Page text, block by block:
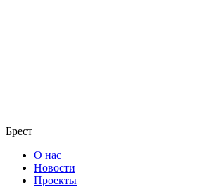
Брест
О нас
Новости
Проекты